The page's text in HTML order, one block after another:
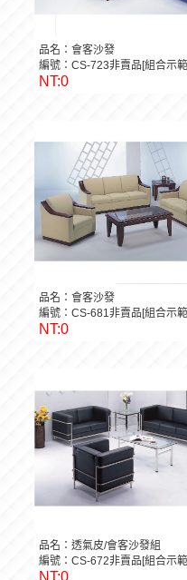
品名：會客沙發
編號：CS-723非賣品[組合示
NT:0
品名：會客沙發
編號：CS-681非賣品[組合示
NT:0
品名：透氣皮/會客沙發組
編號：CS-672非賣品[組合示
NT:0